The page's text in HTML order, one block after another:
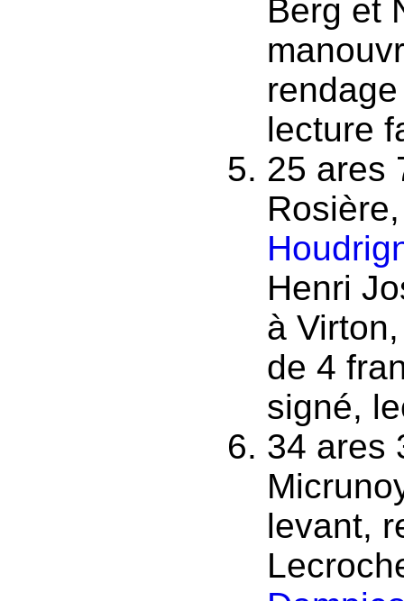
Berg et
lecture
25 ares
Henri
à
de 4
signé,
34 ares
levant,